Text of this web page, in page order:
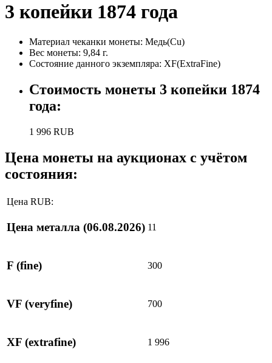
3 копейки 1874 года
Материал чеканки монеты: Медь(Cu)
Вес монеты: 9,84 г.
Состояние данного экземпляра: XF(ExtraFine)
Стоимость монеты 3 копейки 1874
года:
1 996 RUB
Цена монеты на аукционах с учётом
состояния:
Цена RUB:
Цена металла (06.08.2026) 11
F (fine) 300
VF (veryfine) 700
XF (extrafine) 1 996